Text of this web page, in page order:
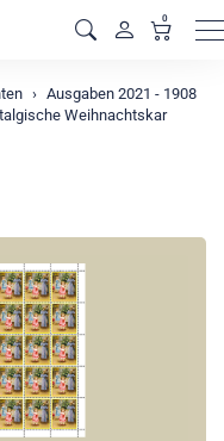
0
Ausgaben 2021 - 1908
Weihnachtskar